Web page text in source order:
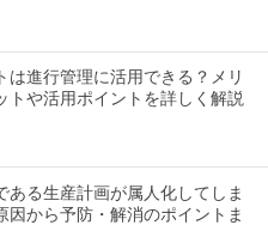
は進行管理に活用できる？メリ
トや活用ポイントを詳しく解説
ある生産計画が属人化してしま
因から予防・解消のポイントま